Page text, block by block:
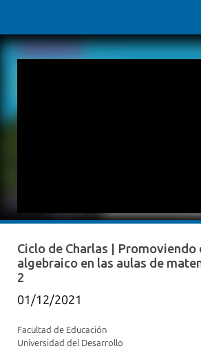
Ciclo de Charlas | Promoviendo
algebraico en las aulas de
2
01/12/2021
Facultad de Educación
Universidad del Desarrollo